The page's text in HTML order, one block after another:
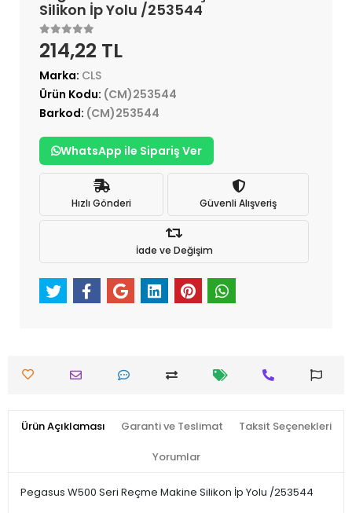
Silikon İp Yolu /253544
214,22 TL
Marka: CLS
Ürün Kodu: (CM)253544
Barkod: (CM)253544
WhatsApp ile Sipariş Ver
Hızlı Gönderi Güvenli Alışveriş
İade ve Değişim
Ürün Açıklaması Garanti ve Teslimat Taksit Seçenekleri
Yorumlar
Pegasus W500 Seri Reçme Makine Silikon İp Yolu /253544